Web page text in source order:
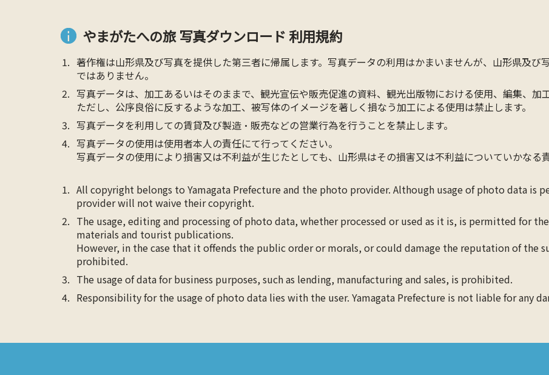
やまがたへの旅 写真ダウンロード 利用規約
著作権は山形県及び写真を提供した第三者に帰属します。写真データの利用はかまいませんが、山形県及び
ではありません。
写真データは、加工あるいはそのままで、観光宣伝や販売促進の資料、観光出版物における使用、編集、加
ただし、公序良俗に反するような加工、被写体のイメージを著しく損なう加工による使用は禁止します。
写真データを利用しての賃貸及び製造・販売などの営業行為を行うことを禁止します。
写真データの使用は使用者本人の責任にて行ってください。
写真データの使用により損害又は不利益が生じたとしても、山形県はその損害又は不利益についていかなる
All copyright belongs to Yamagata Prefecture and the photo provider. Although usage of photo data is
provider will not waive their copyright.
The usage, editing and processing of photo data, whether processed or used as it is, is permitted for
materials and tourist publications.
However, in the case that it offends the public order or morals, or could damage the reputation of the
prohibited.
The usage of data for business purposes, such as lending, manufacturing and sales, is prohibited.
Responsibility for the usage of photo data lies with the user. Yamagata Prefecture is not liable for any